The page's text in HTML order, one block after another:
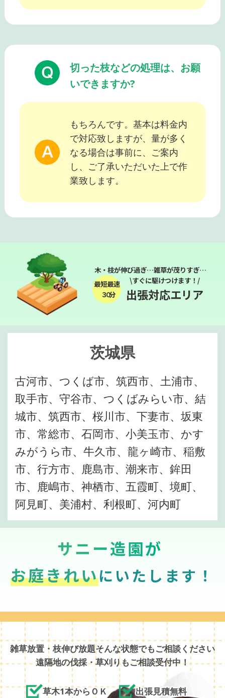
切った枝などの処理は、お願
いできますか?
もちろんです。基本は料金内
で対応致しますが、量が多く
なる場合は事前に、ご案内
し、ご了承いただいた上で作
業致します。
木・枝が伸び過ぎ…雑草が茂りすぎ…
最短最速
３０分
\すぐに駆けつけます！/
出張対応エリア
茨城県
古河市、つくば市、筑西市、土浦市、
取手市、守谷市、つくばみらい市、結
城市、筑西市、桜川市、下妻市、坂東
市、常総市、石岡市、小美玉市、かす
みがうら市、牛久市、龍ヶ崎市、稲敷
市、行方市、鹿島市、潮来市、鉾田
市、鹿嶋市、神栖市、五霞町、境町、
阿見町、美浦村、利根町、河内町
サニー造園が
お庭きれいにいたします！
雑草放置・枝伸び放題そんな状態でもご相談ください
遠隔地の伐採・草刈りもご相談受付中！
草木1本からＯＫ
出張見積無料